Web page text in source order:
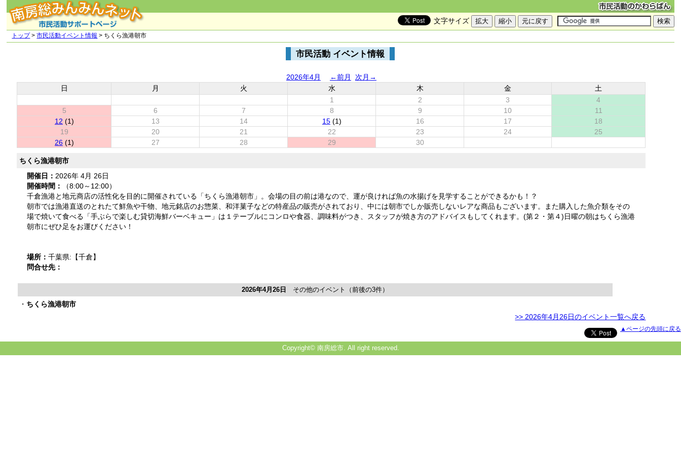
文字サイズ
トップ>市民活動イベント情報 > ちくら漁港朝市
市民活動 イベント情報
2026年4月 ←前月
次月→
日
月 火 水 木 金
土
1
2 3
4
5
6 7 8 9 10
11
12 (1) 13 14 15(1) 16 17
18
19
20 21 22 23 24
25
26(1) 27 28 29 30
ちくら漁港朝市
開催日： 2026年 4月 26日
開催時間：
（8:00～12:00）
千倉漁港と地元商店の活性化を目的に開催されている「ちくら漁港朝市」。会場の目の前は港なので、運が良ければ魚の水揚げを見学することができるかも！？
朝市では漁港直送のとれたて鮮魚や干物、地元銘店のお惣菜、和洋菓子などの特産品の販売がされており、中には朝市でしか販売しないレアな商品もございます。また購入した魚介類をその
場で焼いて食べる「手ぶらで楽しむ貸切海鮮バーベキュー」は１テーブルにコンロや食器、調味料がつき、スタッフが焼き方のアドバイスもしてくれます。(第２・第４)日曜の朝はちくら漁港
朝市にぜひ足をお運びください！
場所：千葉県:【千倉】
問合せ先：
2026年4月26日 その他のイベント（前後の3件）
・ ちくら漁港朝市
>> 2026年4月26日のイベント一覧へ戻る
▲ページの先頭に戻る
Copyright© 南房総市. All right reserved.